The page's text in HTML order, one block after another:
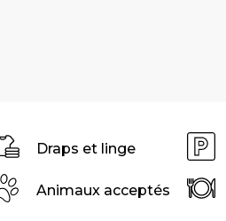
Draps et linge
Animaux acceptés